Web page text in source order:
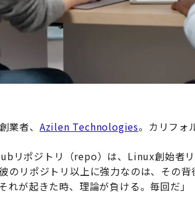
者、 Azilen Technologies。カリフォ
リポジトリ（repo）は、Linux創始者
のリポジトリ以上に強力なのは、その
れが起きた時、理論が負ける。毎回だ」